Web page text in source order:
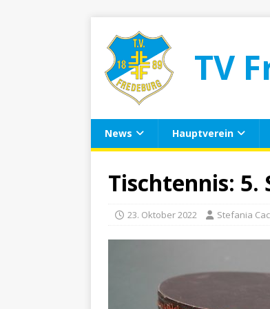
TV
News Hauptverein
Tischtennis: 5.
23. Oktober 2022 Stefania